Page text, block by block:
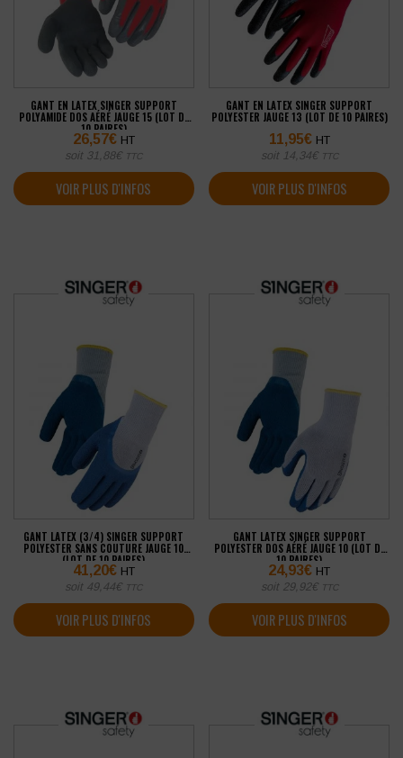
GANT EN LATEX SINGER SUPPORT
POLYAMIDE DOS AÉRÉ JAUGE 15 (LOT DE
10 PAIRES)
26,57€ HT
soit 31,88€ TTC
VOIR PLUS D'INFOS
GANT EN LATEX SINGER SUPPORT
POLYESTER JAUGE 13 (LOT DE 10 PAIRES)
11,95€ HT
soit 14,34€ TTC
VOIR PLUS D'INFOS
GANT LATEX (3/4) SINGER SUPPORT
POLYESTER SANS COUTURE JAUGE 10
(LOT DE 10 PAIRES)
41,20€ HT
soit 49,44€ TTC
VOIR PLUS D'INFOS
GANT LATEX SINGER SUPPORT
POLYESTER DOS AÉRÉ JAUGE 10 (LOT DE
10 PAIRES)
24,93€ HT
soit 29,92€ TTC
VOIR PLUS D'INFOS